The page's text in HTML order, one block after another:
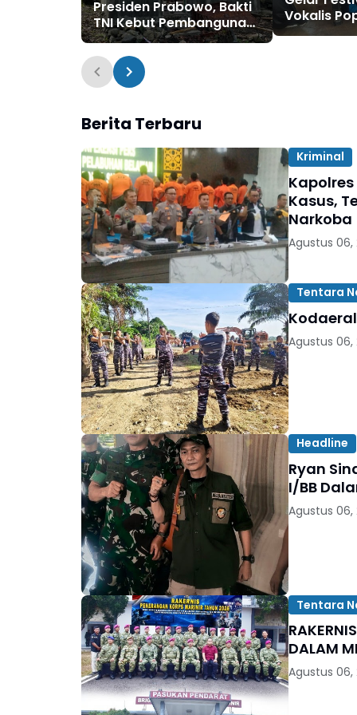
Presiden Prabowo, Bakti
TNI Kebut Pembangunan
RTLH di Nias Selatan
Vokalis
Berita Terbaru
Kriminal
Kasus,
Narkoba
Agustus 06,
Tentara
Agustus 06,
Headline
Ryan
Agustus 06,
Tentara
DALAM
Agustus 06,